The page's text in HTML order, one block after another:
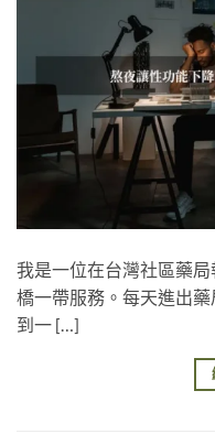
我是一位在台灣社區藥
橋一帶服務。每天進出
到一 […]